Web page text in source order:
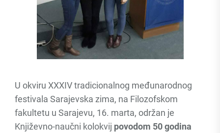
U okviru XXXIV tradicionalnog međunarodnog
festivala Sarajevska zima, na Filozofskom
fakultetu u Sarajevu, 16. marta, održan je
Književno-naučni kolokvij povodom 50 godina